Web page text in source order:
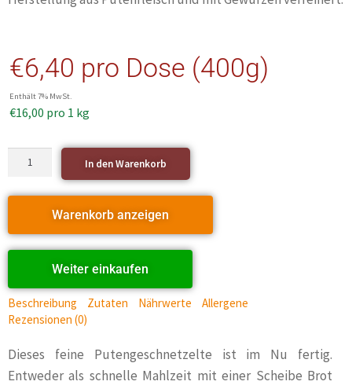
€6,40 pro Dose (400g)
Enthält 7% MwSt.
€16,00 pro 1 kg
In den Warenkorb
Warenkorb anzeigen
Weiter einkaufen
Beschreibung Zutaten Nährwerte
Allergene
Rezensionen (0)
Dieses feine Putengeschnetzelte ist im Nu fertig.
Entweder als schnelle Mahlzeit mit einer Scheibe Brot